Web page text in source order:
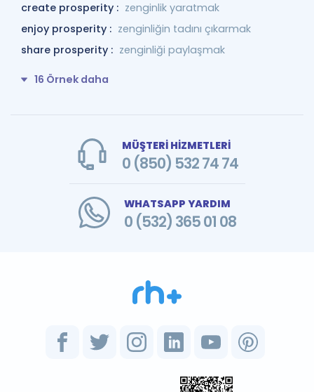
create prosperity : zenginlik yaratmak
enjoy prosperity : zenginliğin tadını çıkarmak
share prosperity : zenginliği paylaşmak
16 Örnek daha
MÜŞTERİ HİZMETLERİ
0 (850) 532 74 74
WHATSAPP YARDIM
0 (532) 365 01 08